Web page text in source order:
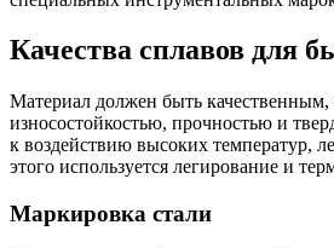
Качества сплавов для
Материал должен быть
износостойкостью, прочностью и
к воздействию высоких температур,
этого используется легирование и
Маркировка стали